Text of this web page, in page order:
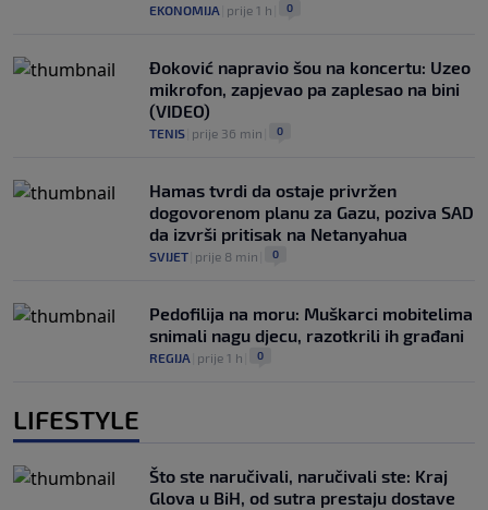
EKONOMIJA prije 1 h 0
Đoković napravio šou na koncertu: Uzeo
mikrofon, zapjevao pa zaplesao na bini
(VIDEO)
TENIS prije 36 min 0
Hamas tvrdi da ostaje privržen
dogovorenom planu za Gazu, poziva SAD
da izvrši pritisak na Netanyahua
SVIJET prije 8 min 0
Pedofilija na moru: Muškarci mobitelima
snimali nagu djecu, razotkrili ih građani
REGIJA prije 1 h 0
LIFESTYLE
Što ste naručivali, naručivali ste: Kraj
Glova u BiH, od sutra prestaju dostave